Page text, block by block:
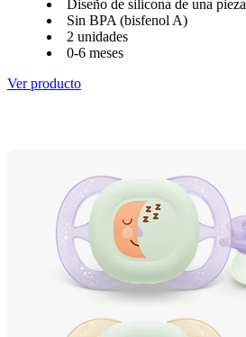
Diseño de silicona de una pieza
Sin BPA (bisfenol A)
2 unidades
0-6 meses
Ver producto